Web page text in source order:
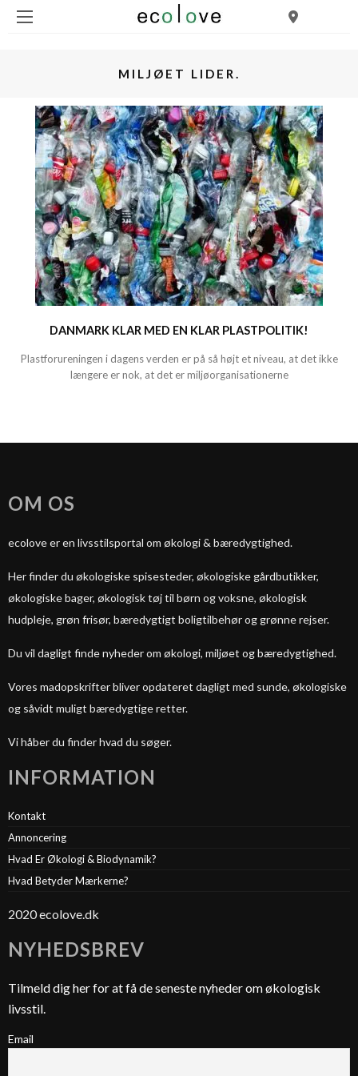
MILJØET LIDER.
DANMARK KLAR MED EN KLAR PLASTPOLITIK!
Plastforureningen i dagens verden er på så højt et niveau, at det ikke
længere er nok, at det er miljøorganisationerne
OM OS
ecolove er en livsstilsportal om økologi & bæredygtighed.
Her finder du økologiske spisesteder, økologiske gårdbutikker,
økologiske bager, økologisk tøj til børn og voksne, økologisk
hudpleje, grøn frisør, bæredygtigt boligtilbehør og grønne rejser.
Du vil dagligt finde nyheder om økologi, miljøet og bæredygtighed.
Vores madopskrifter bliver opdateret dagligt med sunde, økologiske
og såvidt muligt bæredygtige retter.
Vi håber du finder hvad du søger.
INFORMATION
Kontakt
Annoncering
Hvad Er Økologi & Biodynamik?
Hvad Betyder Mærkerne?
2020 ecolove.dk
NYHEDSBREV
Tilmeld dig her for at få de seneste nyheder om økologisk
livsstil.
Email